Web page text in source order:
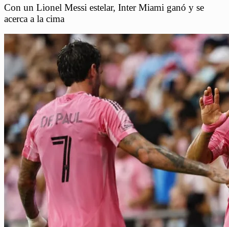
Con un Lionel Messi estelar, Inter Miami ganó y se
acerca a la cima